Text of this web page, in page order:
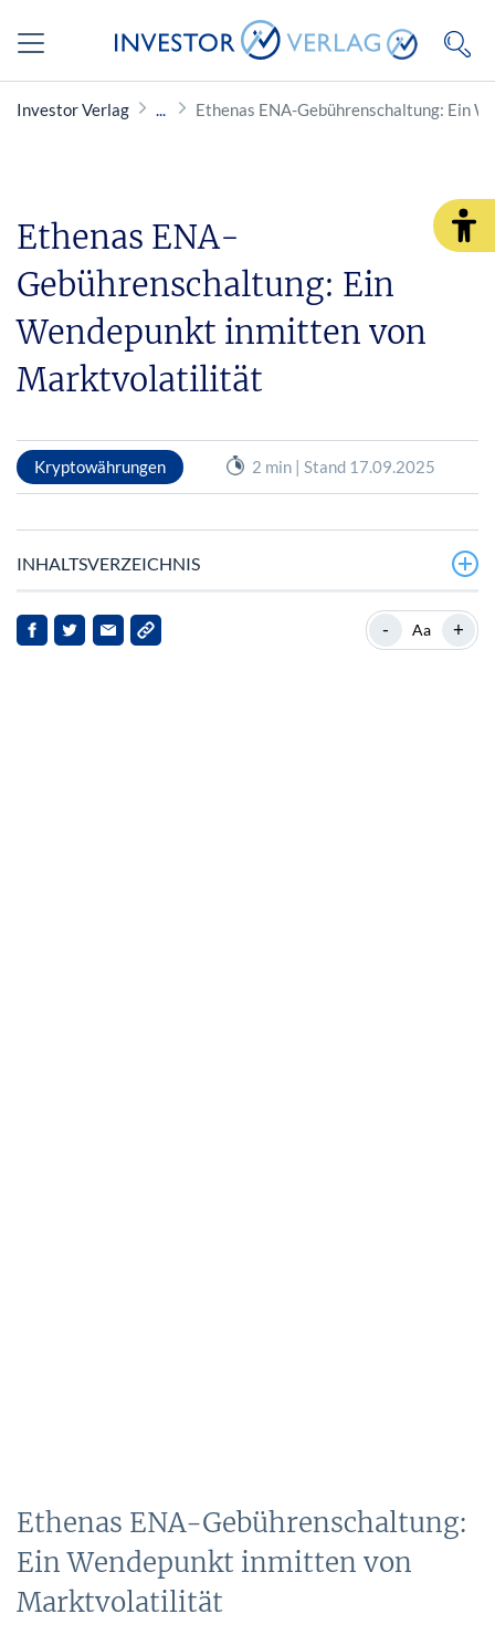
Investor Verlag Ethenas ENA-Gebührenschaltung: Ein
Ethenas ENA-
Gebührenschaltung: Ein
Wendepunkt inmitten von
Marktvolatilität
Kryptowährungen 2 min | Stand 17.09.2025
INHALTSVERZEICHNIS
Ethenas ENA-Gebührenschaltung: Ein Wendepunkt
inmitten von Marktvolatilität
- Aa +
Ethenas ENA-Gebührenschaltung:
Ein Wendepunkt inmitten von
Marktvolatilität